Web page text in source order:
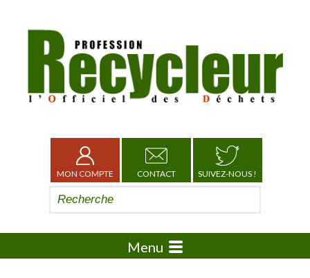
MON COMPTE CONTACT SUIVEZ-NOUS !
Menu